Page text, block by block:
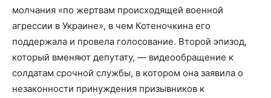
молчания «по жертвам происходящей военной
агрессии в Украине», в чем Котеночкина его
поддержала и провела голосование. Второй эпизод,
который вменяют депутату, — видеообращение к
солдатам срочной службы, в котором она заявила о
незаконности принуждения призывников к